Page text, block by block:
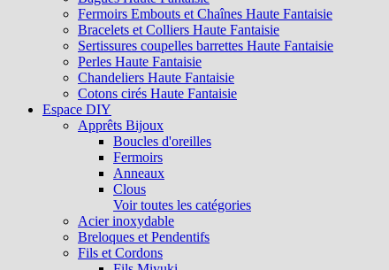
Fermoirs Embouts et Chaînes Haute Fantaisie
Bracelets et Colliers Haute Fantaisie
Sertissures coupelles barrettes Haute Fantaisie
Perles Haute Fantaisie
Chandeliers Haute Fantaisie
Cotons cirés Haute Fantaisie
Espace DIY
Apprêts Bijoux
Boucles d'oreilles
Fermoirs
Anneaux
Clous
Voir toutes les catégories
Acier inoxydable
Breloques et Pendentifs
Fils et Cordons